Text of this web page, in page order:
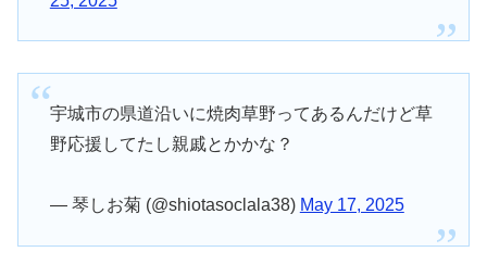
宇城市の県道沿いに焼肉草野ってあるんだけど草
野応援してたし親戚とかかな？
— 琴しお菊 (@shiotasoclala38) May 17, 2025